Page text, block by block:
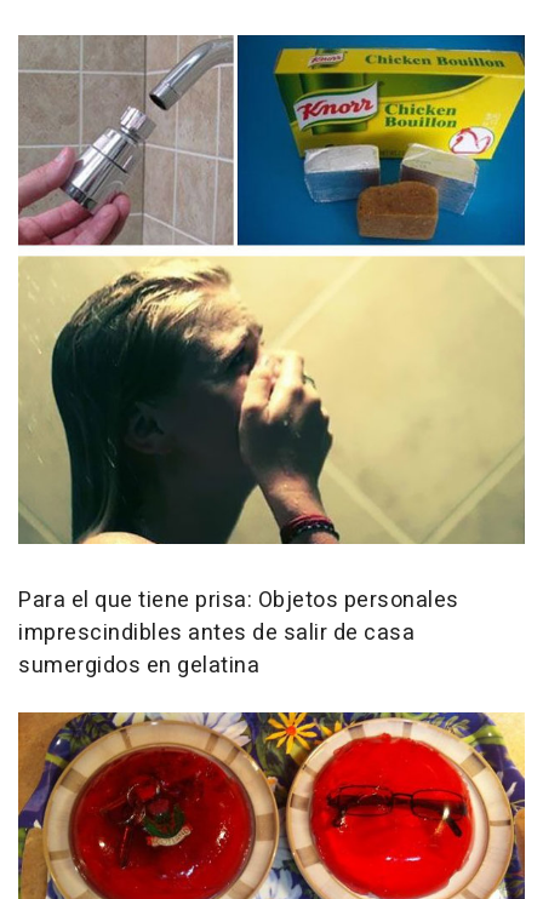
Para el que tiene prisa: Objetos personales
imprescindibles antes de salir de casa
sumergidos en gelatina